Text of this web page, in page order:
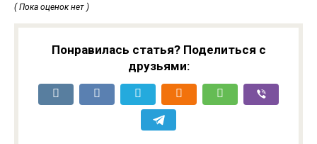
( Пока оценок нет )
Понравилась статья? Поделиться с
друзьями: